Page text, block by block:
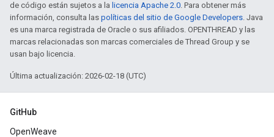
de código están sujetos a la licencia Apache 2.0. Para obtener más
información, consulta las políticas del sitio de Google Developers. Java
es una marca registrada de Oracle o sus afiliados. OPENTHREAD y las
marcas relacionadas son marcas comerciales de Thread Group y se
usan bajo licencia.
Última actualización: 2026-02-18 (UTC)
GitHub
OpenWeave